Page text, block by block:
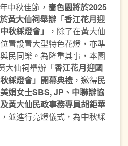
中秋佳節， 嗇色園將於2025
黃大仙祠舉辦 「香江花月迎
秋綵燈會」
，除了在黃大仙
置設置大型特色花燈，亦準
民同樂。為隆重其事，本園
大仙祠舉辦「香江花月迎國
綵燈會」開幕典禮 ，邀得民
娟女士SBS, JP 、中聯辦協
黃大仙民政事務專員胡鉅華
，並進行亮燈儀式，為中秋綵